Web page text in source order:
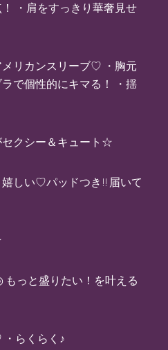
・肩をすっきり華奢見せ
リカンスリーブ♡ ・胸元
で個性的にキマる！ ・揺
クシー＆キュート☆
嬉しい♡パッドつき!! 届いて
もっと盛りたい！を叶える
らくらく♪